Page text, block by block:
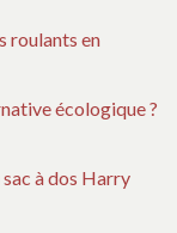
roulants en
écologique ?
à dos Harry